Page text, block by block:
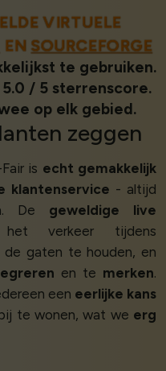
VIRTUELE
EN SOURCEFORGE
te gebruiken.
/ 5 sterrenscore.
op elk gebied.
zeggen
is echt gemakkelijk
klantenservice - altijd
De geweldige live
verkeer tijdens
de gaten te houden, en
en te merken.
een eerlijke kans
te wonen, wat we erg